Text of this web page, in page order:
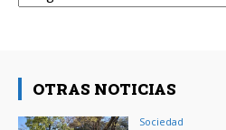
OTRAS NOTICIAS
Sociedad